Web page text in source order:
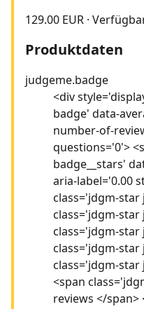
129.00 EUR ·
Produktdaten
judgeme.badge
<div
badge' data-
number-of-
questions='0'>
badge__stars'
aria-label='0.00
class='jdgm-
class='jdgm-
class='jdgm-
class='jdgm-
class='jdgm-
<span
reviews </span>